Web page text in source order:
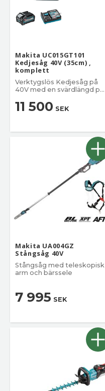
Makita UC015GT101
Kedjesåg 40V (35cm) ,
komplett
Verktygslös Kedjesåg på
40V med en svärdlängd på
11 500 SEK
Makita UA004GZ
Stångsåg 40V
Stångsåg med teleskopisk
arm och bärssele
7 995 SEK